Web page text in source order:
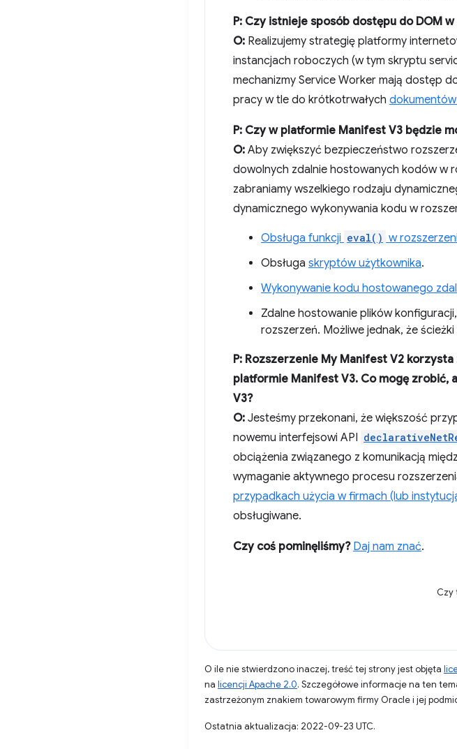
P: Czy istnieje sposób dostępu do DOM
O: Realizujemy strategię platformy
instancjach roboczych (w tym skryptu
mechanizmy Service Worker mają dostęp
pracy w tle do krótkotrwałych
P: Czy w platformie Manifest V3 będzie
O: Aby zwiększyć bezpieczeństwo
dowolnych zdalnie hostowanych kodów w
zabraniamy wszelkiego rodzaju
dynamicznego wykonywania kodu w
Obsługa funkcji eval() w
Obsługa skryptów użytkownika.
Wykonywanie kodu hostowanego
Zdalne hostowanie plików
rozszerzeń. Możliwe jednak, że
P: Rozszerzenie My Manifest V2
platformie Manifest V3. Co mogę zrobić,
V3?
O: Jesteśmy przekonani, że większość
nowemu interfejsowi API
obciążenia związanego z komunikacją
wymaganie aktywnego procesu
przypadkach użycia w firmach (lub
obsługiwane.
Czy coś pominęliśmy? Daj nam znać.
Czy
O ile nie stwierdzono inaczej, treść tej strony jest objęta
na licencji Apache 2.0. Szczegółowe informacje na ten
zastrzeżonym znakiem towarowym firmy Oracle i jej
Ostatnia aktualizacja: 2022-09-23 UTC.